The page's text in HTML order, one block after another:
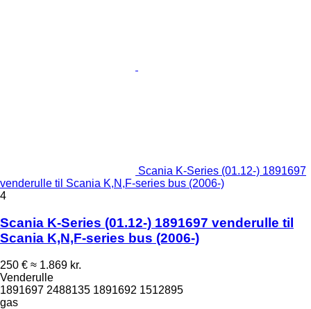
Scania K-Series (01.12-) 1891697
venderulle til Scania K,N,F-series bus (2006-)
4
Scania K-Series (01.12-) 1891697 venderulle til
Scania K,N,F-series bus (2006-)
250 € ≈ 1.869 kr.
Venderulle
1891697 2488135 1891692 1512895
gas